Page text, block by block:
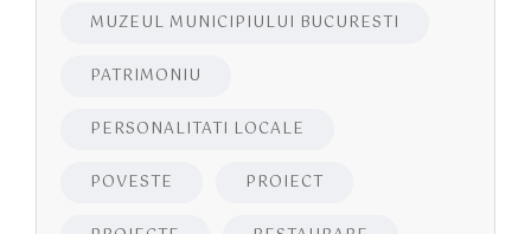
MUZEUL MUNICIPIULUI BUCURESTI
PATRIMONIU
PERSONALITATI LOCALE
POVESTE PROIECT